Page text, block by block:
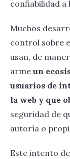
confiabilidad
Muchos
control sobre
usan, de
arme un
usuarios de
la web y que
seguridad de
autoría o
Este intento